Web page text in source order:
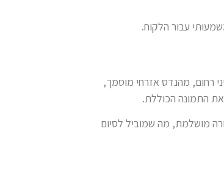
עבור הלקוח.
רחום, מהנדס אזרחי מוסמך,
התמונה הכוללת.
מושלמת, מה שמוביל לסיום